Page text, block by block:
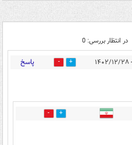
در انتظار بررسی: 0
14 پاسخ
11